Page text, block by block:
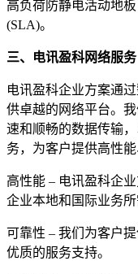
高负荷防静电活动地
(SLA)。
三、电讯盈科网络服务
电讯盈科企业方案通
供卓越的网络平台。
速和顺畅的数据传输
务，为客户提供高性
高性能 – 电讯盈科企
企业本地和国际业务
可靠性 – 我们为客户
优质的服务支持。